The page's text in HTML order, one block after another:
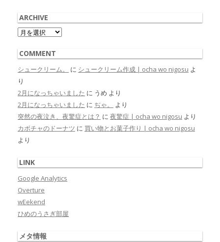
ARCHIVE
Archive
COMMENT
シュークリーム。 に シュークリーム作成 | ocha wo nigosu よ
り
2月になっちゃいました に うめ より
2月になっちゃいました に ぢゃ。
より
突然の夜泣き、夜驚症とは？ に 夜驚症 | ocha wo nigosu より
カボチャのドーナツ に 買い物とお菓子作り | ocha wo nigosu
より
LINK
Google Analytics
Overture
wEekend
ひめのうさぎ部屋
メタ情報